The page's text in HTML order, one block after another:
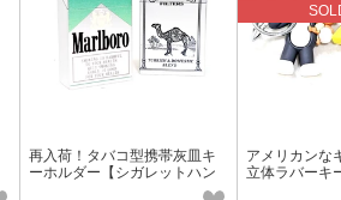
再入荷！タバコ型携帯灰皿キ
ーホルダー【シガレットハン
ディアッシュトレイキーチェ
アメリカンな
立体ラバーキ